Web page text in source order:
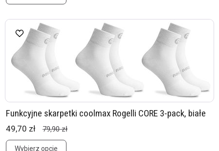
Funkcyjne skarpetki coolmax Rogelli CORE 3-pack, białe
49,70 zł 79,90 zł
Wybierz opcje